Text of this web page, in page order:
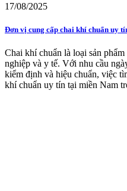
17/08/2025
Đơn vị cung cấp chai khí chuẩn uy
Chai khí chuẩn là loại sản
nghiệp và y tế. Với nhu cầu
kiểm định và hiệu chuẩn, việc
khí chuẩn uy tín tại miền Nam